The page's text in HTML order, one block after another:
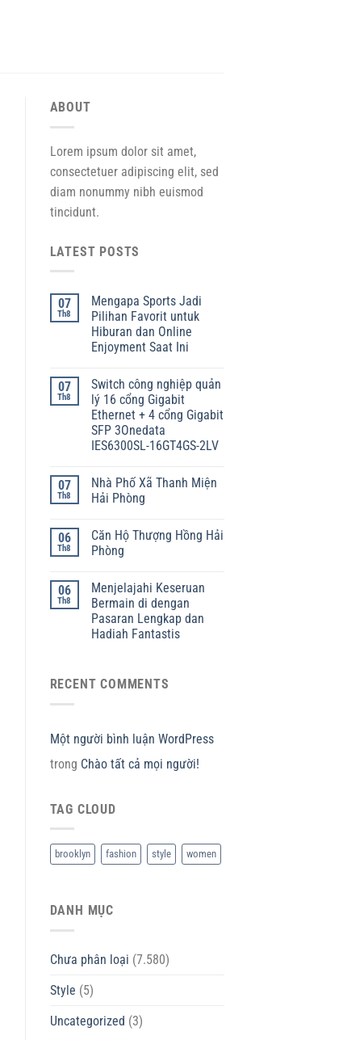
ABOUT
Lorem ipsum dolor sit amet,
consectetuer adipiscing elit, sed
diam nonummy nibh euismod
tincidunt.
LATEST POSTS
07
Th8
Mengapa Sports Jadi
Pilihan Favorit untuk
Hiburan dan Online
Enjoyment Saat Ini
07
Th8
Switch công nghiệp quản
lý 16 cổng Gigabit
Ethernet + 4 cổng Gigabit
SFP 3Onedata
IES6300SL-16GT4GS-2LV
07
Th8
Nhà Phố Xã Thanh Miện
Hải Phòng
06
Th8
Căn Hộ Thượng Hồng Hải
Phòng
06
Th8
Menjelajahi Keseruan
Bermain di dengan
Pasaran Lengkap dan
Hadiah Fantastis
RECENT COMMENTS
Một người bình luận WordPress
trong Chào tất cả mọi người!
TAG CLOUD
brooklyn fashion style women
DANH MỤC
Chưa phân loại (7.580)
Style (5)
Uncategorized (3)